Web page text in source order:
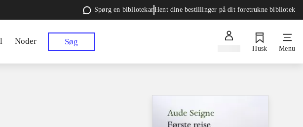
Spørg en bibliotekarHent dine bestillinger på dit foretrukne bibliotek
Noder Søg
Husk Menu